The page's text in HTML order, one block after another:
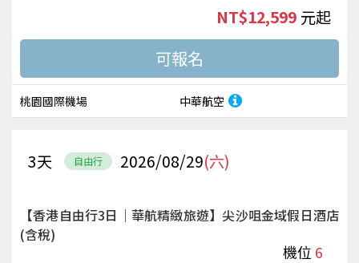
桃園國際機場 中華航空
NT$12,599 起
自由行 2026/08/29(六)
3天
【香港自由行3日｜華航精緻旅遊】尖沙咀金域假日酒店
(含稅)
機位 6